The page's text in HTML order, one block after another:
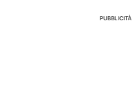
PUBBLICITÀ